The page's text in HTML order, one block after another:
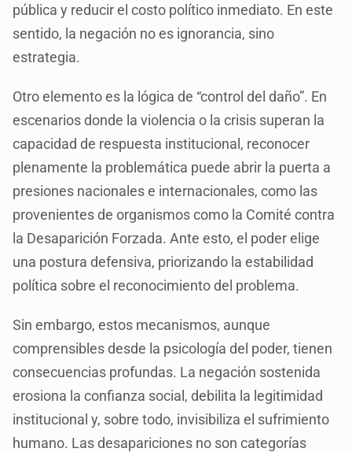
pública y reducir el costo político inmediato. En este
sentido, la negación no es ignorancia, sino
estrategia.
Otro elemento es la lógica de “control del daño”. En
escenarios donde la violencia o la crisis superan la
capacidad de respuesta institucional, reconocer
plenamente la problemática puede abrir la puerta a
presiones nacionales e internacionales, como las
provenientes de organismos como la Comité contra
la Desaparición Forzada. Ante esto, el poder elige
una postura defensiva, priorizando la estabilidad
política sobre el reconocimiento del problema.
Sin embargo, estos mecanismos, aunque
comprensibles desde la psicología del poder, tienen
consecuencias profundas. La negación sostenida
erosiona la confianza social, debilita la legitimidad
institucional y, sobre todo, invisibiliza el sufrimiento
humano. Las desapariciones no son categorías